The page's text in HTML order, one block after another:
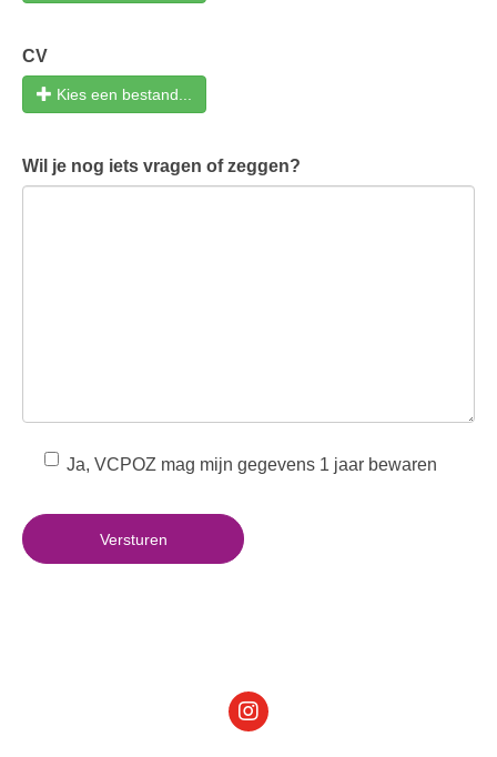
CV
Kies een bestand...
Wil je nog iets vragen of zeggen?
Ja, VCPOZ mag mijn gegevens 1 jaar bewaren
Versturen